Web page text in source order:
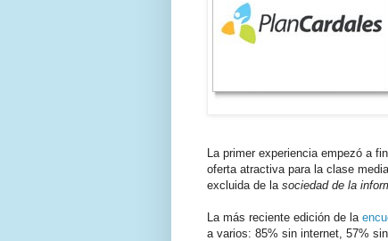
La primer experiencia empezó a
oferta atractiva para la clase
excluida de la sociedad de la
La más reciente edición de la
a varios: 85% sin internet, 57%